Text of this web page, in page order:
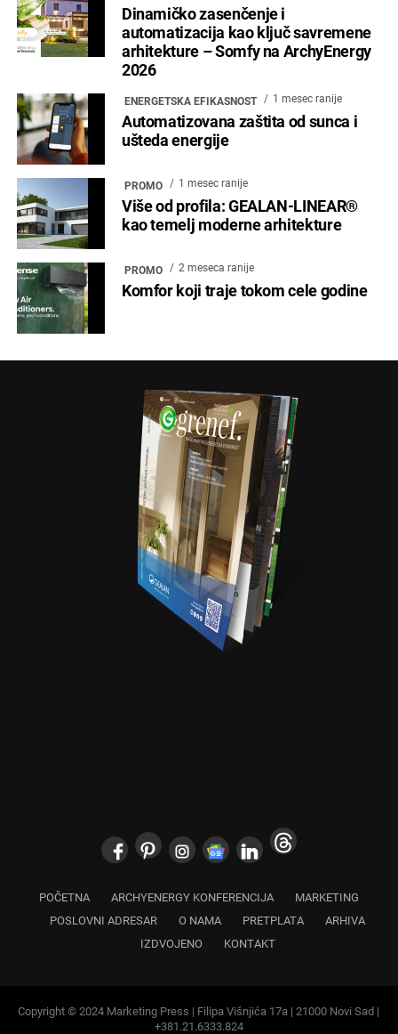
Dinamičko zasenčenje i
automatizacija kao ključ savremene
arhitekture – Somfy na ArchyEnergy
2026
ENERGETSKA EFIKASNOST 1 mesec ranije
Automatizovana zaštita od sunca i
ušteda energije
PROMO 1 mesec ranije
Više od profila: GEALAN-LINEAR®
kao temelj moderne arhitekture
PROMO 2 meseca ranije
Komfor koji traje tokom cele godine
POSLOVNI ADRESAR
O NAMA PRETPLATA
+381.21.6333.824